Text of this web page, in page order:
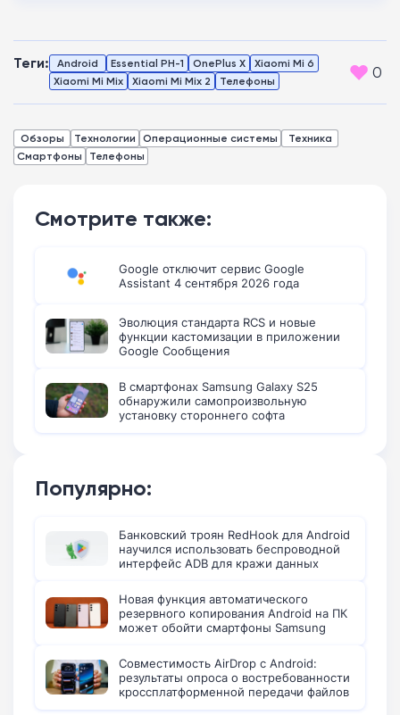
Теги: Android Essential PH-1 OnePlus X
Xiaomi Mi 6
Xiaomi Mi Mix
Xiaomi Mi Mix 2 Телефоны 0
Обзоры Технологии Операционные системы
Техника
Смартфоны
Телефоны
Смотрите также:
Google отключит сервис Google
Assistant 4 сентября 2026 года
Эволюция стандарта RCS и новые
функции кастомизации в приложении
Google Сообщения
В смартфонах Samsung Galaxy S25
обнаружили самопроизвольную
установку стороннего софта
Популярно:
Банковский троян RedHook для Android
научился использовать беспроводной
интерфейс ADB для кражи данных
Новая функция автоматического
резервного копирования Android на ПК
может обойти смартфоны Samsung
Совместимость AirDrop с Android:
результаты опроса о востребованности
кроссплатформенной передачи файлов